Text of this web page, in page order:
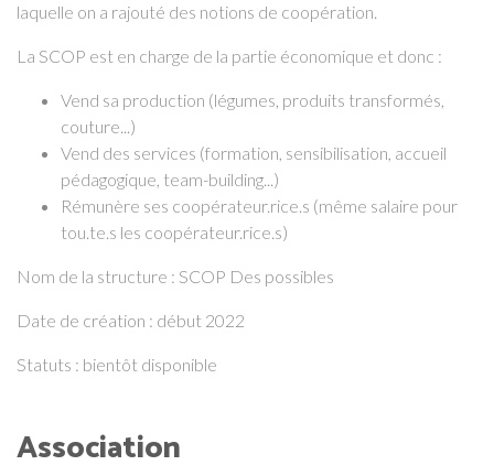
laquelle on a rajouté des notions de coopération.
La SCOP est en charge de la partie économique et donc :
Vend sa production (légumes, produits transformés,
couture...)
Vend des services (formation, sensibilisation, accueil
pédagogique, team-building...)
Rémunère ses coopérateur.rice.s (même salaire pour
tou.te.s les coopérateur.rice.s)
Nom de la structure : SCOP Des possibles
Date de création : début 2022
Statuts : bientôt disponible
Association